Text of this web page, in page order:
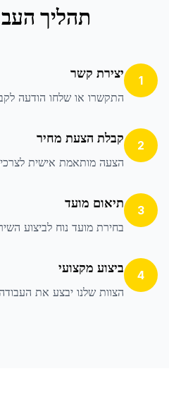
תהליך
1 יצירת קשר
התקשרו או שלחו הודעה
2 קבלת הצעת מחיר
הצעה מותאמת אישית
3 תיאום מועד
בחירת מועד נוח לביצוע
4 ביצוע מקצועי
הצוות שלנו יבצע את העבודה